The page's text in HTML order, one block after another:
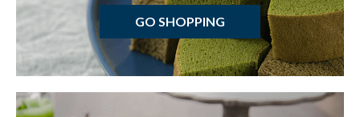
GO SHOPPING